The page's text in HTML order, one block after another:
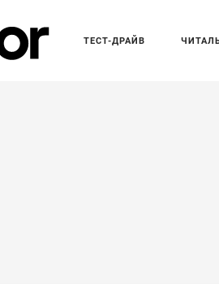
ТЕСТ-ДРАЙВ